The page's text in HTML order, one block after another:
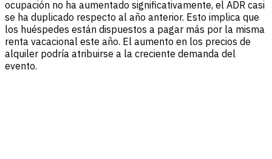
ocupación no ha aumentado significativamente, el ADR casi
se ha duplicado respecto al año anterior. Esto implica que
los huéspedes están dispuestos a pagar más por la misma
renta vacacional este año. El aumento en los precios de
alquiler podría atribuirse a la creciente demanda del
evento.